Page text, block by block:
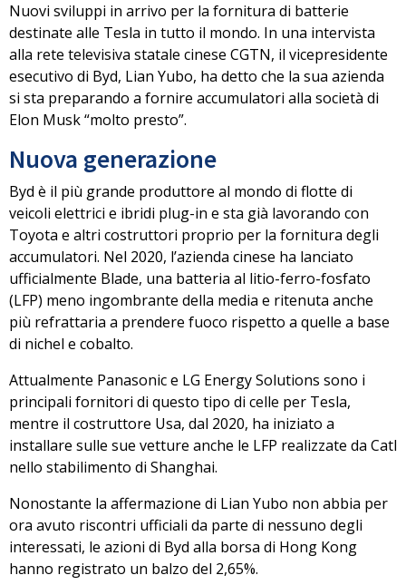
Nuovi sviluppi in arrivo per la fornitura di batterie
destinate alle Tesla in tutto il mondo. In una intervista
alla rete televisiva statale cinese CGTN, il vicepresidente
esecutivo di Byd, Lian Yubo, ha detto che la sua azienda
si sta preparando a fornire accumulatori alla società di
Elon Musk “molto presto”.
Nuova generazione
Byd è il più grande produttore al mondo di flotte di
veicoli elettrici e ibridi plug-in e sta già lavorando con
Toyota e altri costruttori proprio per la fornitura degli
accumulatori. Nel 2020, l’azienda cinese ha lanciato
ufficialmente Blade, una batteria al litio-ferro-fosfato
(LFP) meno ingombrante della media e ritenuta anche
più refrattaria a prendere fuoco rispetto a quelle a base
di nichel e cobalto.
Attualmente Panasonic e LG Energy Solutions sono i
principali fornitori di questo tipo di celle per Tesla,
mentre il costruttore Usa, dal 2020, ha iniziato a
installare sulle sue vetture anche le LFP realizzate da Catl
nello stabilimento di Shanghai.
Nonostante la affermazione di Lian Yubo non abbia per
ora avuto riscontri ufficiali da parte di nessuno degli
interessati, le azioni di Byd alla borsa di Hong Kong
hanno registrato un balzo del 2,65%.